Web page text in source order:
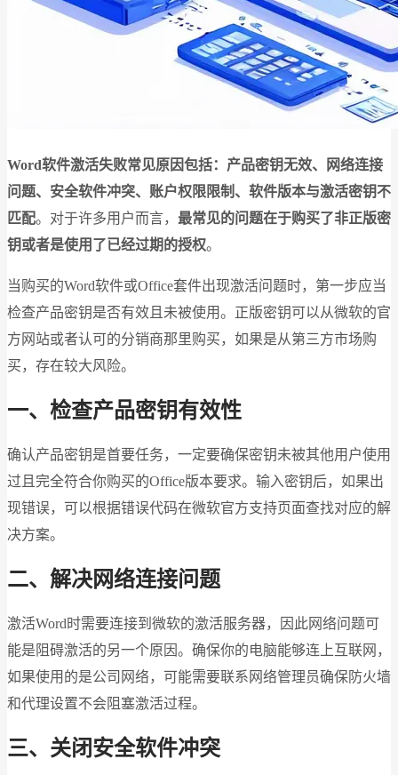
Word软件激活失败常见原因包括：产品密钥无效、网络连接
问题、安全软件冲突、账户权限限制、软件版本与激活密钥不
匹配。对于许多用户而言， 最常见的问题在于购买了非正版密
钥或者是使用了已经过期的授权。
当购买的Word软件或Office套件出现激活问题时，第一步应当
检查产品密钥是否有效且未被使用。正版密钥可以从微软的官
方网站或者认可的分销商那里购买，如果是从第三方市场购
买，存在较大风险。
一、检查产品密钥有效性
确认产品密钥是首要任务，一定要确保密钥未被其他用户使用
过且完全符合你购买的Office版本要求。输入密钥后，如果出
现错误，可以根据错误代码在微软官方支持页面查找对应的解
决方案。
二、解决网络连接问题
激活Word时需要连接到微软的激活服务器，因此网络问题可
能是阻碍激活的另一个原因。确保你的电脑能够连上互联网，
如果使用的是公司网络，可能需要联系网络管理员确保防火墙
和代理设置不会阻塞激活过程。
三、关闭安全软件冲突